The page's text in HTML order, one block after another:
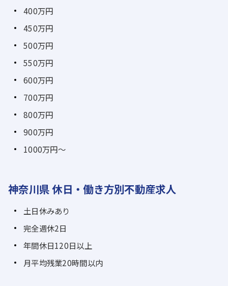
400万円
450万円
500万円
550万円
600万円
700万円
800万円
900万円
1000万円～
神奈川県 休日・働き方別不動産求人
土日休みあり
完全週休2日
年間休日120日以上
月平均残業20時間以内